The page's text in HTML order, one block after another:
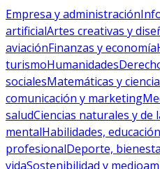
Empresa y administración
artificialArtes creativas y
aviaciónFinanzas y economía
turismoHumanidades
socialesMatemáticas y
comunicación y marketing
saludCiencias naturales y de
mentalHabilidades,
profesionalDeporte,
vidaSostenibilidad y